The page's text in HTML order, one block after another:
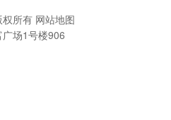
权所有 网站地图
场1号楼906